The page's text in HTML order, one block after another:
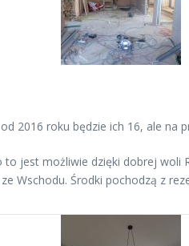
2016 roku będzie ich 16, ale na
to jest możliwie dzięki dobrej woli
Wschodu. Środki pochodzą z